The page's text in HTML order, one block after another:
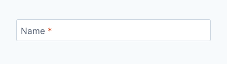
Name *